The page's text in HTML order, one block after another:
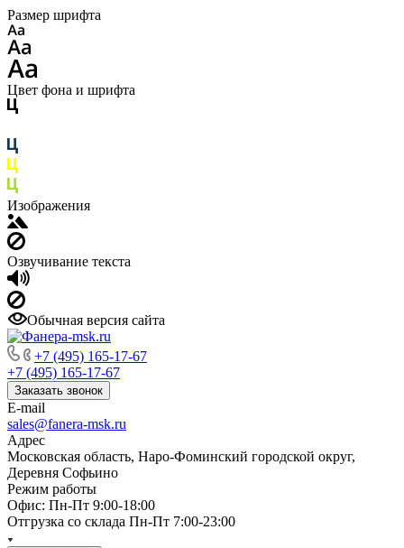
Размер шрифта
Цвет фона и шрифта
Изображения
Озвучивание текста
Обычная версия сайта
+7 (495) 165-17-67
+7 (495) 165-17-67
Заказать звонок
E-mail
sales@fanera-msk.ru
Адрес
Московская область, Наро-Фоминский городской округ,
Деревня Софьино
Режим работы
Офис: Пн-Пт 9:00-18:00
Отгрузка со склада Пн-Пт 7:00-23:00